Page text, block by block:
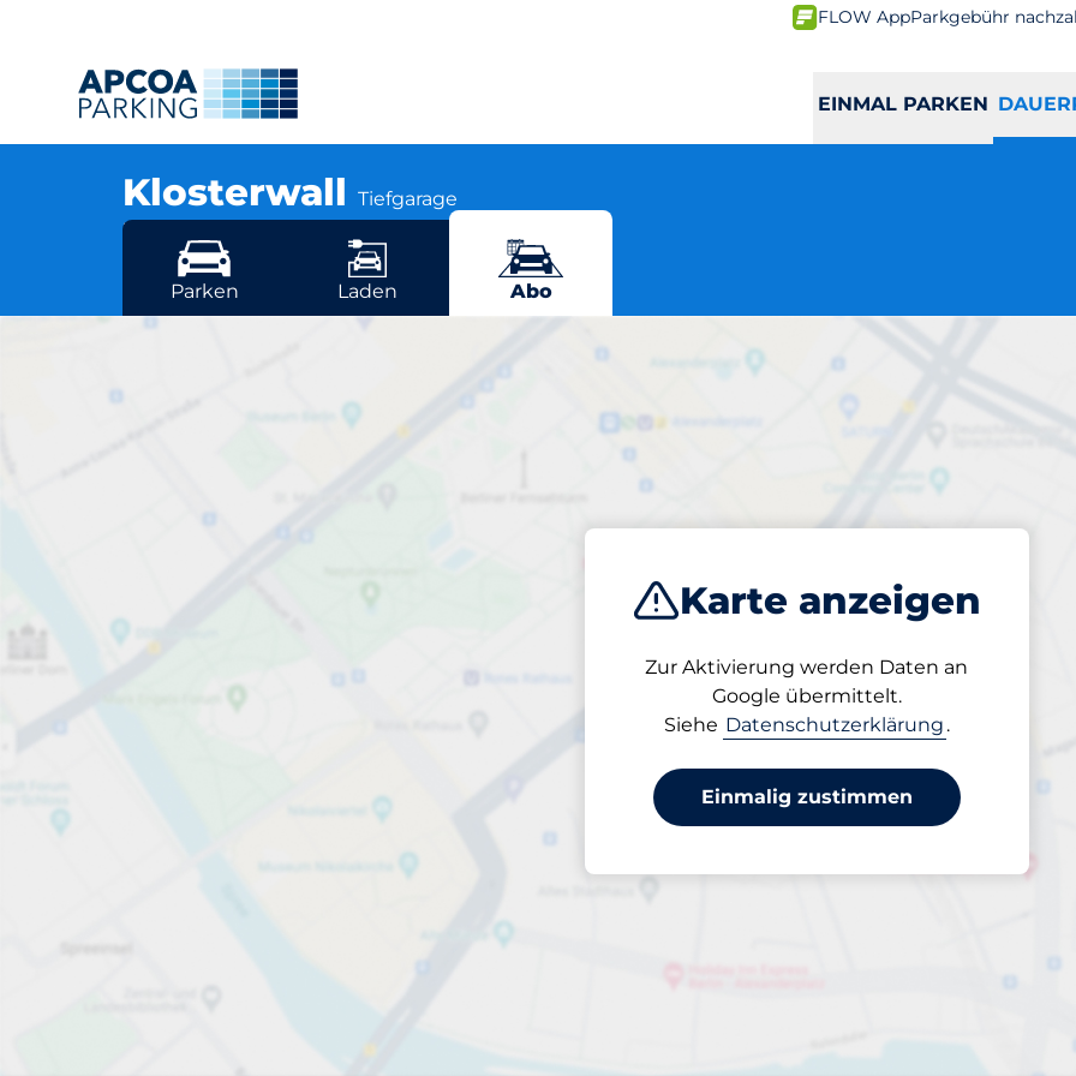
FLOW AppParkgebühr
EINMAL PARKEN
Klosterwall Tiefgarage
Johanniswall 2-8, 20095 Hamburg
Mehr Standorte in Hamburg
Karte anzeigen
Zur Aktivierung werden Daten an
Google übermittelt.
Siehe Datenschutzerklärung .
Einmalig zustimmen
Parken Laden Abo
Klosterwall
Jetzt geöffnet
Geöffnet